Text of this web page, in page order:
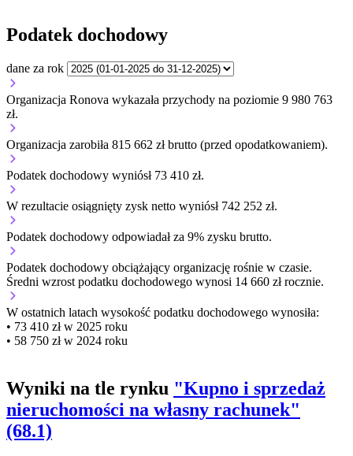
Podatek dochodowy
dane za rok
Organizacja Ronova wykazała przychody na poziomie 9 980 763
zł.
Organizacja zarobiła 815 662 zł brutto (przed opodatkowaniem).
Podatek dochodowy wyniósł 73 410 zł.
W rezultacie osiągnięty zysk netto wyniósł 742 252 zł.
Podatek dochodowy odpowiadał za 9% zysku brutto.
Podatek dochodowy obciążający organizację rośnie w czasie.
Średni wzrost podatku dochodowego wynosi 14 660 zł rocznie.
W ostatnich latach wysokość podatku dochodowego wynosiła:
• 73 410 zł w 2025 roku
• 58 750 zł w 2024 roku
Wyniki na tle rynku "Kupno i sprzedaż
nieruchomości na własny rachunek"
(68.1)